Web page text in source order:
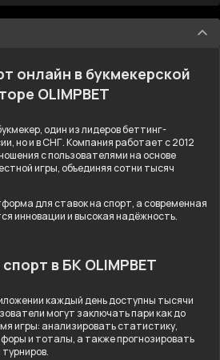
онлайн в букмекерской
OLIMPBET
один из лидеров беттинг-
но и в СНГ. Компания работает с 2012
с пользователями на основе
игры, объединяя сотни тысяч
для ставок на спорт, а современная
инновации и высокая надёжность.
в БК OLIMPBET
каждый день доступны тысячи
могут заключать пари как до
игры: анализировать статистику,
и тоталы, а также прогнозировать